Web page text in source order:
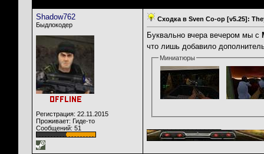
Shadow762
Быдлокодер
Регистрация: 22.11.2015
Проживает: Гиде-то
Сообщений: 51
Сходка в Sven Co-op [v5.25]:
Буквально вчера вечером мы с
что лишь добавило
Миниатюры